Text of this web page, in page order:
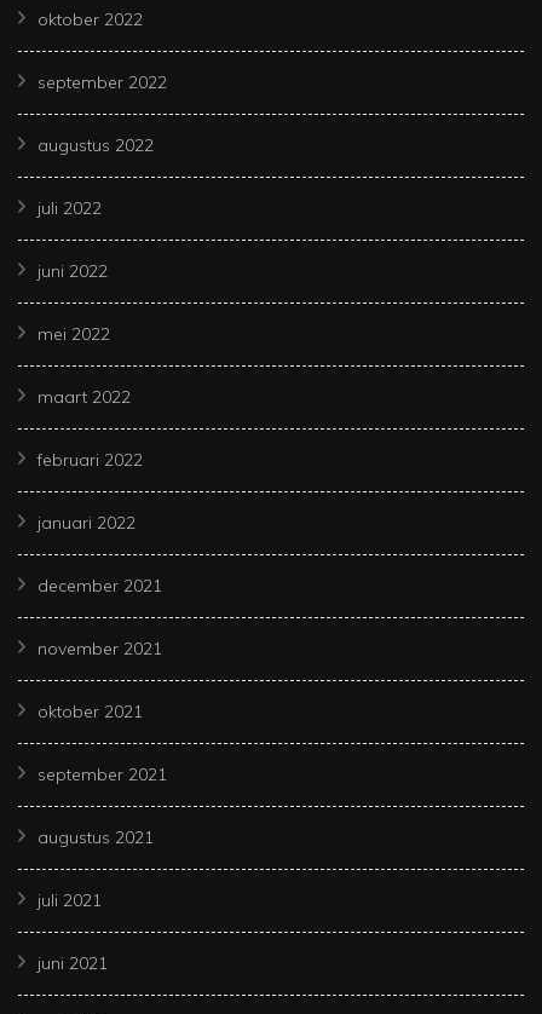
oktober 2022
september 2022
augustus 2022
juli 2022
juni 2022
mei 2022
maart 2022
februari 2022
januari 2022
december 2021
november 2021
oktober 2021
september 2021
augustus 2021
juli 2021
juni 2021